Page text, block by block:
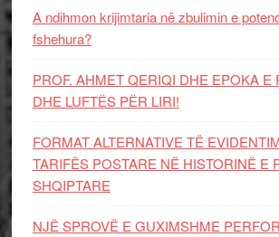
A ndihmon krijimtaria në zbulimin e
fshehura?
PROF. AHMET QERIQI DHE EPOKA E
DHE LUFTЁS PЁR LIRI!
FORMAT ALTERNATIVE TË
TARIFËS POSTARE NË HISTORINË E
SHQIPTARE
NJË SPROVË E GUXIMSHME